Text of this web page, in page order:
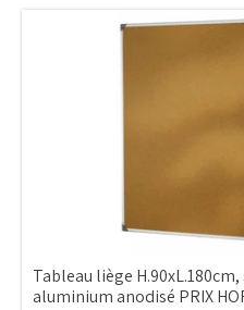
Tableau liège
aluminium anodisé PRIX